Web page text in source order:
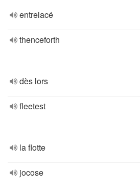
entrelacé
thenceforth
dès lors
fleetest
la flotte
jocose